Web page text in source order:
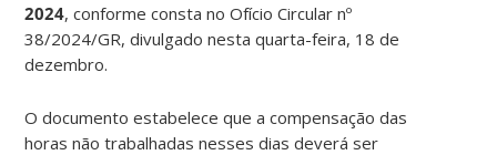
2024, conforme consta no Ofício Circular nº
38/2024/GR, divulgado nesta quarta-feira, 18 de
dezembro.
O documento estabelece que a compensação das
horas não trabalhadas nesses dias deverá ser